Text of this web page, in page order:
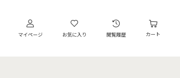
マイページ お気に入り 閲覧履歴 カート